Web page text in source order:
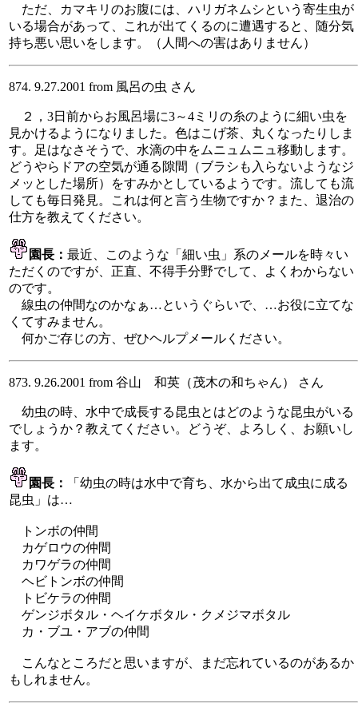
ただ、カマキリのお腹には、ハリガネムシという寄生虫が
いる場合があって、これが出てくるのに遭遇すると、随分気
持ち悪い思いをします。（人間への害はありません）
874. 9.27.2001 from 風呂の虫 さん
２，3日前からお風呂場に3～4ミリの糸のように細い虫を
見かけるようになりました。色はこげ茶、丸くなったりしま
す。足はなさそうで、水滴の中をムニュムニュ移動します。
どうやらドアの空気が通る隙間（ブラシも入らないようなジ
メッとした場所）をすみかとしているようです。流しても流
しても毎日発見。これは何と言う生物ですか？また、退治の
仕方を教えてください。
園長： 最近、このような「細い虫」系のメールを時々い
ただくのですが、正直、不得手分野でして、よくわからない
のです。
線虫の仲間なのかなぁ…というぐらいで、…お役に立てな
くてすみません。
何かご存じの方、ぜひヘルプメールください。
873. 9.26.2001 from 谷山 和英（茂木の和ちゃん） さん
幼虫の時、水中で成長する昆虫とはどのような昆虫がいる
でしょうか？教えてください。どうぞ、よろしく、お願いし
ます。
園長：
「幼虫の時は水中で育ち、水から出て成虫に成る
昆虫」は…
トンボの仲間
カゲロウの仲間
カワゲラの仲間
ヘビトンボの仲間
トビケラの仲間
ゲンジボタル・ヘイケボタル・クメジマボタル
カ・ブユ・アブの仲間
こんなところだと思いますが、まだ忘れているのがあるか
もしれません。